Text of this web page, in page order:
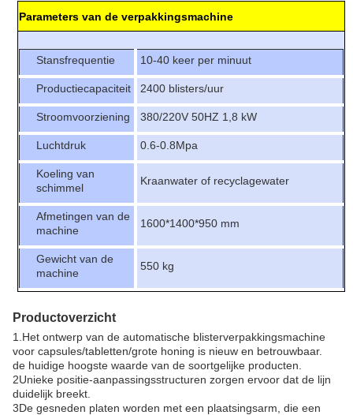
Parameters van de verpakkingsmachine
Stansfrequentie 10-40 keer per minuut
Productiecapaciteit 2400 blisters/uur
Stroomvoorziening 380/220V 50HZ 1,8 kW
Luchtdruk 0.6-0.8Mpa
Koeling van
schimmel
Kraanwater of recyclagewater
Afmetingen van de
machine
1600*1400*950 mm
Gewicht van de
machine
550 kg
Productoverzicht
1.Het ontwerp van de automatische blisterverpakkingsmachine
voor capsules/tabletten/grote honing is nieuw en betrouwbaar.
de huidige hoogste waarde van de soortgelijke producten.
2Unieke positie-aanpassingsstructuren zorgen ervoor dat de lijn
duidelijk breekt.
3De gesneden platen worden met een plaatsingsarm, die een